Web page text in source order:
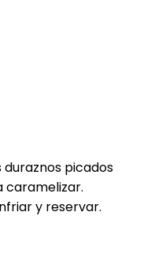
duraznos picados
caramelizar.
y reservar.